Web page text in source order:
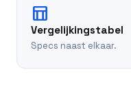
table_chart
Vergelijkingstabel
Specs naast elkaar.